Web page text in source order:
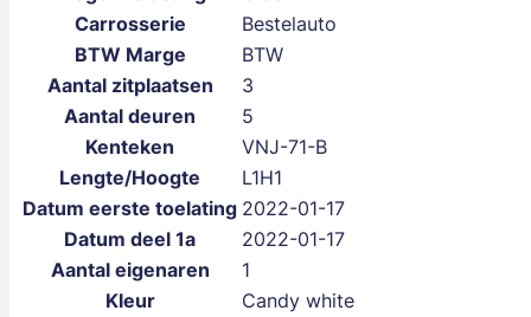
Carrosserie
Bestelauto
BTW Marge
BTW
Aantal zitplaatsen
3
Aantal deuren
5
Kenteken
VNJ-71-B
Lengte/Hoogte
L1H1
Datum eerste toelating 2022-01-17
Datum deel 1a
2022-01-17
Aantal eigenaren
1
Kleur
Candy white